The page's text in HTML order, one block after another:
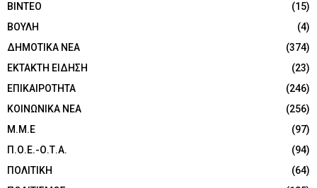
ΒΙΝΤΕΟ
(15)
ΒΟΥΛΗ
(4)
ΔΗΜΟΤΙΚΑ ΝΕΑ
(374)
ΕΚΤΑΚΤΗ ΕΙΔΗΣΗ
(23)
ΕΠΙΚΑΙΡΟΤΗΤΑ
(246)
ΚΟΙΝΩΝΙΚΑ ΝΕΑ
(256)
Μ.Μ.Ε
(97)
Π.Ο.Ε.-Ο.Τ.Α.
(94)
ΠΟΛΙΤΙΚΗ
(64)